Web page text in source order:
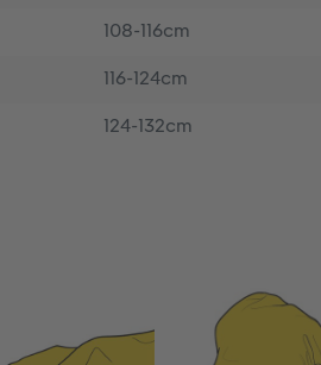
108-116cm
116-124cm
124-132cm